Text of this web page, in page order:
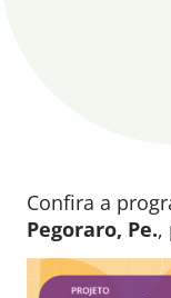
Confira a
Pegoraro, Pe.,